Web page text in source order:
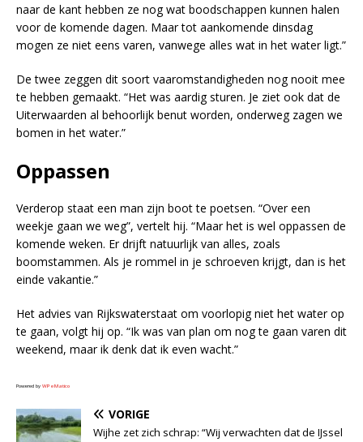
naar de kant hebben ze nog wat boodschappen kunnen halen
voor de komende dagen. Maar tot aankomende dinsdag
mogen ze niet eens varen, vanwege alles wat in het water ligt.”
De twee zeggen dit soort vaaromstandigheden nog nooit mee
te hebben gemaakt. “Het was aardig sturen. Je ziet ook dat de
Uiterwaarden al behoorlijk benut worden, onderweg zagen we
bomen in het water.”
Oppassen
Verderop staat een man zijn boot te poetsen. “Over een
weekje gaan we weg”, vertelt hij. “Maar het is wel oppassen de
komende weken. Er drijft natuurlijk van alles, zoals
boomstammen. Als je rommel in je schroeven krijgt, dan is het
einde vakantie.”
Het advies van Rijkswaterstaat om voorlopig niet het water op
te gaan, volgt hij op. “Ik was van plan om nog te gaan varen dit
weekend, maar ik denk dat ik even wacht.”
Powered by WPeMatico
VORIGE
Wijhe zet zich schrap: “Wij verwachten dat de IJssel